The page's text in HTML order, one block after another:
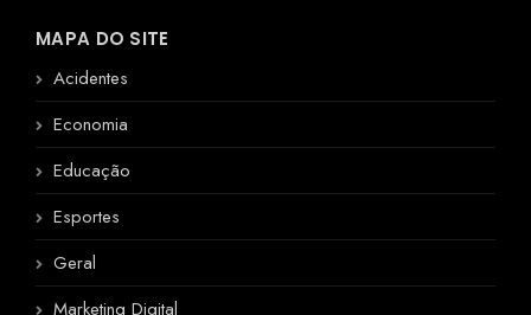
MAPA DO SITE
Acidentes
Economia
Educação
Esportes
Geral
Marketing Digital